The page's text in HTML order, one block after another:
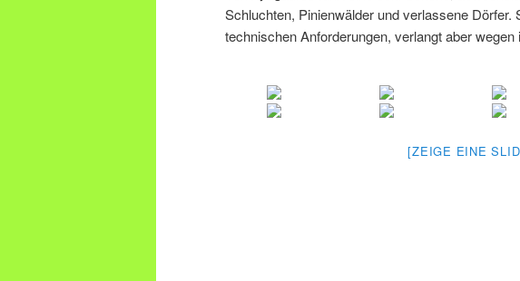
Schluchten, Pinienwälder und verlassene Dörfer.
technischen Anforderungen, verlangt aber
[ZEIGE EINE